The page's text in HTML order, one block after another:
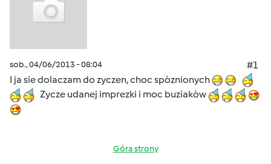
sob., 04/06/2013 - 08:04
#1
I ja sie dolaczam do zyczen, choc spòznionych
Zycze udanej imprezki i moc buziakòw
Góra strony